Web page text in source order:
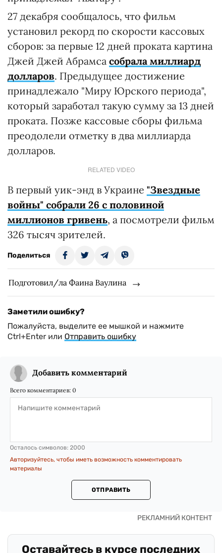
27 декабря сообщалось, что фильм
установил рекорд по скорости кассовых
сборов: за первые 12 дней проката картина
Джей Джей Абрамса собрала миллиард
долларов. Предыдущее достижение
принадлежало "Миру Юрского периода",
который заработал такую сумму за 13 дней
проката. Позже кассовые сборы фильма
преодолели отметку в два миллиарда
долларов.
RELATED VIDEO
В первый уик-энд в Украине "Звездные
войны" собрали 26 с половиной
миллионов гривень, а посмотрели фильм
326 тысяч зрителей.
Поделиться
Подготовил/ла Фаина Ваулина
Заметили ошибку?
Пожалуйста, выделите ее мышкой и нажмите
Ctrl+Enter или Отправить ошибку
Добавить комментарий
Всего комментариев: 0
Осталось символов: 2000
Авторизуйтесь, чтобы иметь возможность комментировать
материалы
ОТПРАВИТЬ
Оставайтесь в курсе последних